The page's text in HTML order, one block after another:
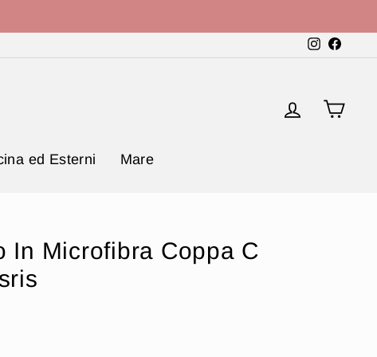
Instagram
Accedi
ed Esterni Mare
In Microfibra Coppa C